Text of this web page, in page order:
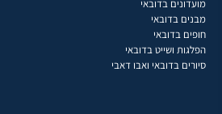
מועדונים בדובאי
מבנים בדובאי
חופים בדובאי
הפלגות ושייט בדובאי
סיורים בדובאי ואבו דאבי